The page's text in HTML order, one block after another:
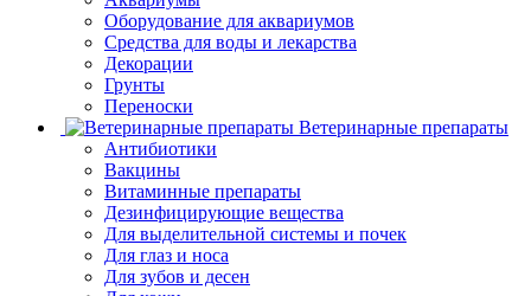
Оборудование для аквариумов
Средства для воды и лекарства
Декорации
Грунты
Переноски
Ветеринарные препараты
Антибиотики
Вакцины
Витаминные препараты
Дезинфицирующие вещества
Для выделительной системы и почек
Для глаз и носа
Для зубов и десен